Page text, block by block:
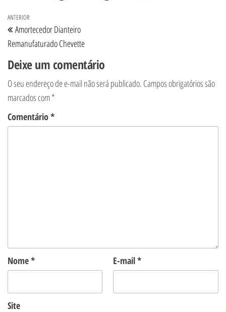
Navegação de Post
Post anterior
ANTERIOR
Amortecedor Dianteiro
Remanufaturado Chevette
Deixe um comentário
O seu endereço de e-mail não será publicado. Campos obrigatórios são
marcados com*
Comentário*
Nome* E-mail*
Site